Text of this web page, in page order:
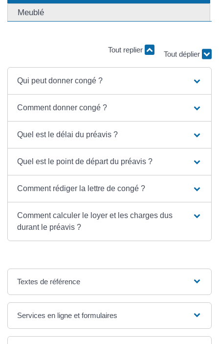
Meublé
Tout replier
Tout déplier
Qui peut donner congé ?
Comment donner congé ?
Quel est le délai du préavis ?
Quel est le point de départ du préavis ?
Comment rédiger la lettre de congé ?
Comment calculer le loyer et les charges dus
durant le préavis ?
Textes de référence
Services en ligne et formulaires